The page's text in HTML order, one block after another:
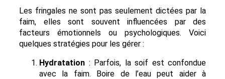
Les fringales ne sont pas seulement dictées par la
faim, elles sont souvent influencées par des
facteurs émotionnels ou psychologiques. Voici
quelques stratégies pour les gérer :
Hydratation : Parfois, la soif est confondue
avec la faim. Boire de l’eau peut aider à